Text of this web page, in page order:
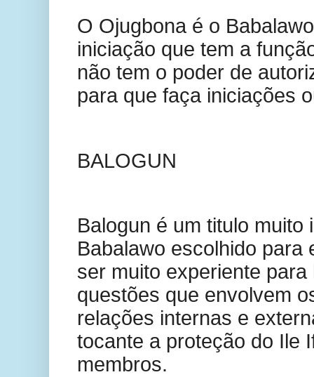
O Ojugbona é o
iniciação que tem a
não tem o poder de
para que faça iniciações
BALOGUN
Balogun é um titulo muito
Babalawo escolhido para
ser muito experiente
questões que envolvem
relações internas e
tocante a proteção do Ile
membros.